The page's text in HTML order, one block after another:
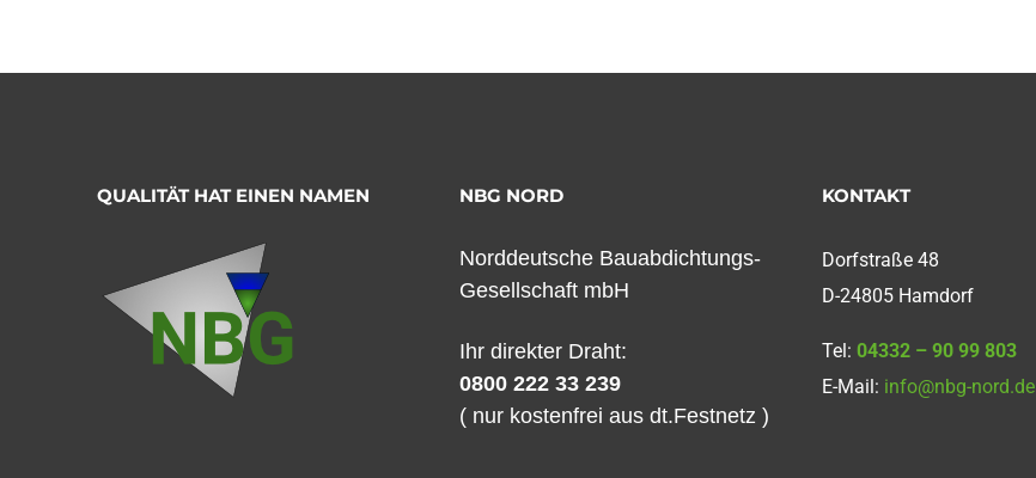
QUALITÄT HAT EINEN NAMEN NBG NORD
Norddeutsche Bauabdichtungs-
Gesellschaft mbH
Ihr direkter Draht:
0800 222 33 239
( nur kostenfrei aus dt.Festnetz )
KONTAKT
Dorfstraße 48
D-24805 Hamdorf
Tel: 04332 – 90 99 803
E-Mail: info@nbg-nord.de